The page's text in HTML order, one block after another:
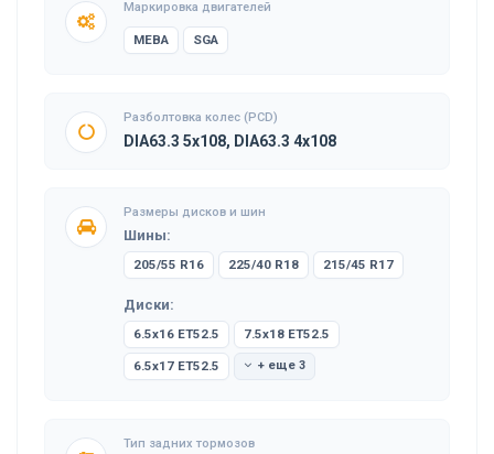
Маркировка двигателей
MEBA SGA
Разболтовка колес (PCD)
DIA63.3 5x108, DIA63.3 4x108
Размеры дисков и шин
Шины:
205/55 R16 225/40 R18 215/45 R17
Диски:
6.5x16 ET52.5 7.5x18 ET52.5
6.5x17 ET52.5 + еще 3
Тип задних тормозов